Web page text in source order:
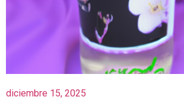
diciembre 15, 2025